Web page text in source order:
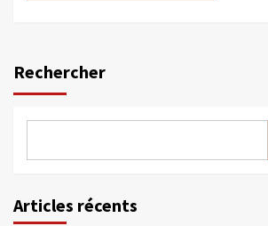
Rechercher
Articles récents